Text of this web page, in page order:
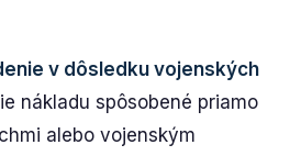
v dôsledku vojenských
nákladu spôsobené priamo
alebo vojenským